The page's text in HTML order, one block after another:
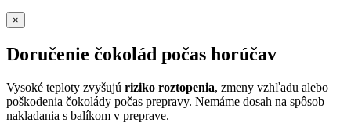
×
Doručenie čokolád počas horúčav
Vysoké teploty zvyšujú riziko roztopenia, zmeny vzhľadu alebo
poškodenia čokolády počas prepravy. Nemáme dosah na spôsob
nakladania s balíkom v preprave.